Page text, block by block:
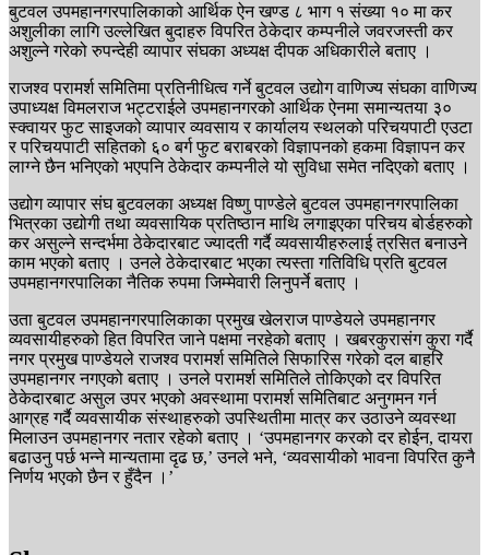
बुटवल उपमहानगरपालिकाको आर्थिक ऐन खण्ड ८ भाग १ संख्या १० मा कर
अशुलीका लागि उल्लेखित बुदाहरु विपरित ठेकेदार कम्पनीले जवरजस्ती कर
अशुल्ने गरेको रुपन्देही व्यापार संघका अध्यक्ष दीपक अधिकारीले बताए ।
राजश्व परामर्श समितिमा प्रतिनीधित्व गर्ने बुटवल उद्योग वाणिज्य संघका वाणिज्य
उपाध्यक्ष विमलराज भट्टराईले उपमहानगरको आर्थिक ऐनमा समान्यतया ३०
स्क्वायर फुट साइजको व्यापार व्यवसाय र कार्यालय स्थलको परिचयपाटी एउटा
र परिचयपाटी सहितको ६० बर्ग फुट बराबरको विज्ञापनको हकमा विज्ञापन कर
लाग्ने छैन भनिएको भएपनि ठेकेदार कम्पनीले यो सुविधा समेत नदिएको बताए ।
उद्योग व्यापार संघ बुटवलका अध्यक्ष विष्णु पाण्डेले बुटवल उपमहानगरपालिका
भित्रका उद्योगी तथा व्यवसायिक प्रतिष्ठान माथि लगाइएका परिचय बोर्डहरुको
कर असुल्ने सन्दर्भमा ठेकेदारबाट ज्यादती गर्दै व्यवसायीहरुलाई त्रसित बनाउने
काम भएको बताए । उनले ठेकेदारबाट भएका त्यस्ता गतिविधि प्रति बुटवल
उपमहानगरपालिका नैतिक रुपमा जिम्मेवारी लिनुपर्ने बताए ।
उता बुटवल उपमहानगरपालिकाका प्रमुख खेलराज पाण्डेयले उपमहानगर
व्यवसायीहरुको हित विपरित जाने पक्षमा नरहेको बताए । खबरकुरासंग कुरा गर्दै
नगर प्रमुख पाण्डेयले राजश्व परामर्श समितिले सिफारिस गरेको दल बाहरि
उपमहानगर नगएको बताए । उनले परामर्श समितिले तोकिएको दर विपरित
ठेकेदारबाट असुल उपर भएको अवस्थामा परामर्श समितिबाट अनुगमन गर्न
आग्रह गर्दै व्यवसायीक संस्थाहरुको उपस्थितीमा मात्र कर उठाउने व्यवस्था
मिलाउन उपमहानगर नतार रहेको बताए । ‘उपमहानगर करको दर होईन, दायरा
बढाउनु पर्छ भन्ने मान्यतामा दृढ छ,’ उनले भने, ‘व्यवसायीको भावना विपरित कुनै
निर्णय भएको छैन र हुँदैन ।’